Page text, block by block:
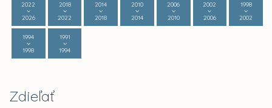
2022
2026
2018
2022
2014
2018
2010
2014
2006
2010
2002
2006
1998
2002
1994
1998
1991
1994
Zdieľať